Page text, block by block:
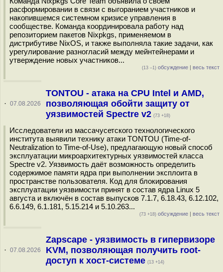
расформировании в связи с выгоранием участников и
накопившемся системном кризисе управления в
сообществе. Команда координировала работу над
репозиторием пакетов Nixpkgs, применяемом в
дистрибутиве NixOS, и также выполняла такие задачи, как
урегулирование разногласий между мейнтейнерами и
утверждение новых участников...
(13 –1) обсуждение | весь текст
· 07.08.2026
TONTOU - атака на CPU Intel и AMD,
позволяющая обойти защиту от
уязвимостей Spectre v2 (73 +18)
Исследователи из массачусетского технологического
института выявили технику атаки TONTOU (Time-of-
Neutralization to Time-of-Use), предлагающую новый способ
эксплуатации микроархитектурных уязвимостей класса
Spectre v2. Уязвимость даёт возможность определить
содержимое памяти ядра при выполнении эксплоита в
пространстве пользователя. Код для блокирования
эксплуатации уязвимости принят в состав ядра Linux 5
августа и включён в состав выпусков 7.1.7, 6.18.43, 6.12.102,
6.6.149, 6.1.181, 5.15.214 и 5.10.263...
(73 +18) обсуждение | весь текст
· 07.08.2026
Zapscape - уязвимость в гипервизоре
KVM, позволяющая получить root-
доступ к хост-системе (13 +14)